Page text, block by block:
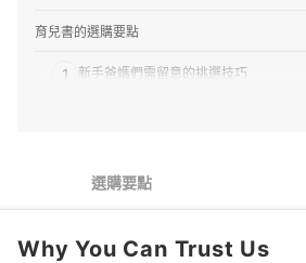
育兒書的選購要點
1 新手爸媽們需留意的挑選技巧
4 即時又方便的電子書也是好選擇
推薦十大育兒書人氣排行榜
選購要點
Why You Can Trust Us